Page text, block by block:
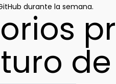
durante la semana.